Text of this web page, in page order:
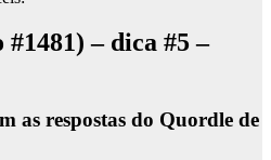
– dica #5 –
as respostas do Quordle de